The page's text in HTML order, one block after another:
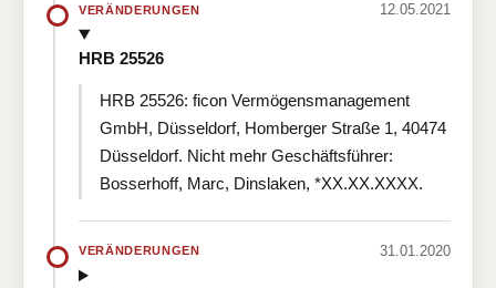
VERÄNDERUNGEN 12.05.2021
HRB 25526
HRB 25526: ficon Vermögensmanagement
GmbH, Düsseldorf, Homberger Straße 1, 40474
Düsseldorf. Nicht mehr Geschäftsführer:
Bosserhoff, Marc, Dinslaken, *XX.XX.XXXX.
VERÄNDERUNGEN 31.01.2020